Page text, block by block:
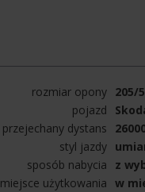
rozmiar opony 205/
pojazd
przejechany dystans
styl jazdy
sposób nabycia
z
miejsce użytkowania w